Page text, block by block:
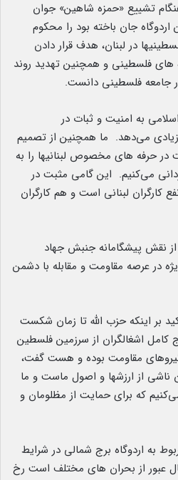
تشییع «حمزه شاهین» جوان
اردوگاه جان باخته بود را محکوم
در لبنان، هدف قرار دادن
های فلسطینی و همچنین تهدید روند
جامعه فلسطینی دانست.
به امنیت و ثبات در
می‌دهد. ما همچنین از تصمیم
در حرفه های مخصوص لبنانیها را به
می‌کنیم. این گامی مثبت در
لبنانی است و هم کارگران
نقش پیشگامانه جنبش جهاد
در عرصه مقاومت و مقابله با دشمن
بر اینکه حزب الله تا زمان شکست
کامل اشغالگران از سرزمین فلسطین
مقاومت بوده و هست گفت،
از ارزشها و اصول ماست و ما
که برای حمایت از مظلومان و
به اردوگاه برج شمالی در شرایط
عبور از بحران های مختلف است رخ